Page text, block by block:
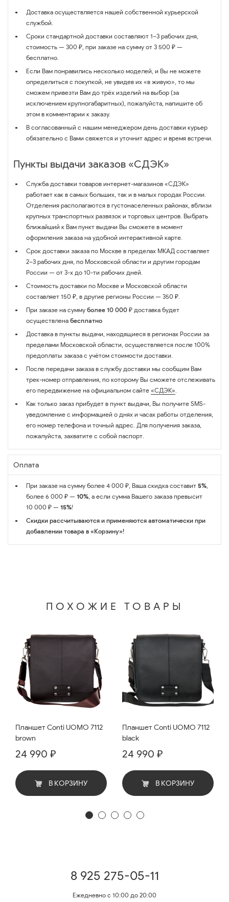
Доставка осуществляется нашей собственной курьерской
службой.
Сроки стандартной доставки составляют 1–3 рабочих дня,
стоимость — 300 ₽, при заказе на сумму от 3 500 ₽ —
бесплатно.
Если Вам понравились несколько моделей, и Вы не можете
определиться с покупкой, не увидев их «в живую», то мы
сможем привезти Вам до трёх изделий на выбор (за
исключением крупногабаритных), пожалуйста, напишите об
этом в комментарии к заказу.
В согласованный с нашим менеджером день доставки курьер
обязательно с Вами свяжется и уточнит адрес и время встречи.
Пункты выдачи заказов «СДЭК»
Служба доставки товаров интернет-магазинов «СДЭК»
работает как в самых больших, так и в малых городах России.
Отделения располагаются в густонаселенных районах, вблизи
крупных транспортных развязок и торговых центров. Выбрать
ближайший к Вам пункт выдачи Вы сможете в момент
оформления заказа на удобной интерактивной карте.
Срок доставки заказа по Москве в пределах МКАД составляет
2–3 рабочих дня, по Московской области и другим городам
России — от 3-х до 10-ти рабочих дней.
Стоимость доставки по Москве и Московской области
составляет 150 ₽, в другие регионы России — 350 ₽.
При заказе на сумму более 10 000 ₽ доставка будет
осуществлена бесплатно
Доставка в пункты выдачи, находящиеся в регионах России за
пределами Московской области, осуществляется после 100%
предоплаты заказа с учётом стоимости доставки.
После передачи заказа в службу доставки мы сообщим Вам
трек-номер отправления, по которому Вы сможете отслеживать
его передвижение на официальном сайте «СДЭК».
Как только заказ прибудет в пункт выдачи, Вы получите SMS-
уведомление с информацией о днях и часах работы отделения,
его номер телефона и точный адрес. Для получения заказа,
пожалуйста, захватите с собой паспорт.
Оплата
При заказе на сумму более 4 000 ₽, Ваша скидка составит 5%,
более 6 000 ₽ — 10%, а если сумма Вашего заказа превысит
10 000 ₽ — 15%!
Скидки рассчитываются и применяются автоматически при
добавлении товара в «Корзину»!
ПОХОЖИЕ ТОВАРЫ
Планшет Conti UOMO 7112
brown
24 990 ₽
В КОРЗИНУ
Планшет Conti UOMO 7112
black
24 990 ₽
В КОРЗИНУ
8 925 275-05-11
Ежедневно с 10:00 до 20:00